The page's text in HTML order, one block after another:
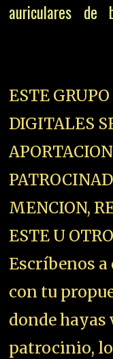
auriculares de
ESTE
DIGITALES
MENCION,
ESTE U
Escríbenos
con tu
donde hayas
patrocinio,